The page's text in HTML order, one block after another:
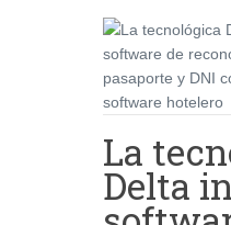
La
Delta